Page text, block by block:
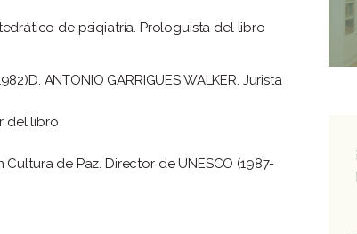
de psiqiatría. Prologuista del libro
D. ANTONIO GARRIGUES WALKER. Jurista
del libro
Cultura de Paz. Director de UNESCO (1987-